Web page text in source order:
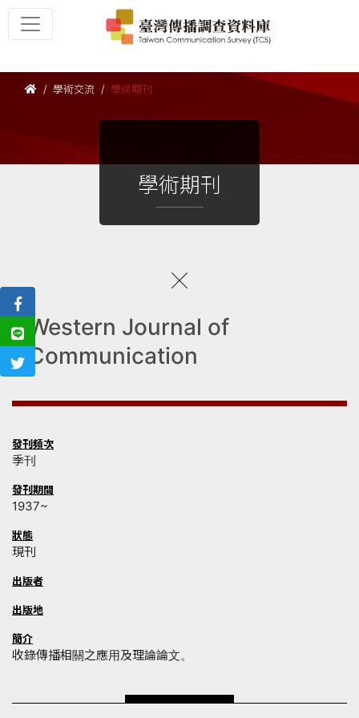
學術交流 學術期刊
學術期刊
Western Journal of
Communication
發刊頻次
季刊
發刊期間
1937~
狀態
現刊
出版者
出版地
簡介
收錄傳播相關之應用及理論論文。